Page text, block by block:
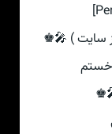
سایت ) 🎤♚